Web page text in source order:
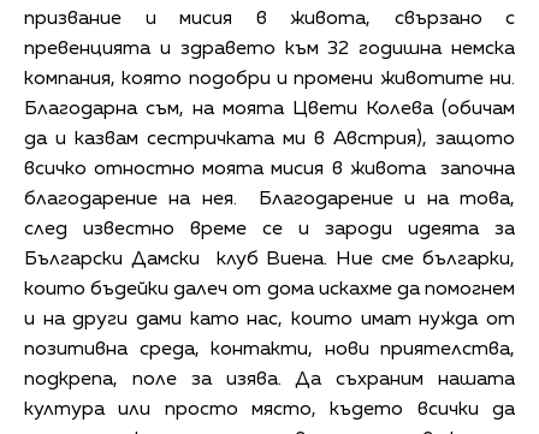
призвание и мисия в живота, свързано с
превенцията и здравето към 32 годишна немска
компания, която подобри и промени животите ни.
Благодарна съм, на моята Цвети Колева (обичам
да и казвам сестричката ми в Австрия), защото
всичко отностно моята мисия в живота започна
благодарение на нея. Благодарение и на това,
след известно време се и зароди идеята за
Български Дамски клуб Виена. Ние сме българки,
които бъдейки далеч от дома искахме да помогнем
и на други дами като нас, които имат нужда от
позитивна среда, контакти, нови приятелства,
подкрепа, поле за изява. Да съхраним нашата
култура или просто място, където всички да